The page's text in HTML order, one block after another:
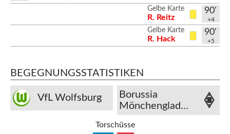
90'
+4
Gelbe Karte
R. Reitz
90'
+5
Gelbe Karte
R. Hack
BEGEGNUNGSSTATISTIKEN
VfL Wolfsburg
Borussia
Mönchengladbach
Torschüsse